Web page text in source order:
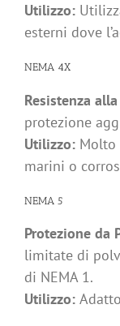
Utilizzo:
esterni dove
NEMA 4X
Resistenza
protezione
Utilizzo: Molto
marini o
NEMA 5
Protezione da
limitate di
di NEMA 1.
Utilizzo: